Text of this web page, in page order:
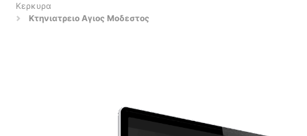
Κερκυρα
Κτηνιατρειο Αγιος Μοδεστος